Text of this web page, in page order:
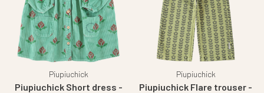
Piupiuchick
Piupiuchick Short dress -
Piupiuchick
Piupiuchick Flare trouser -